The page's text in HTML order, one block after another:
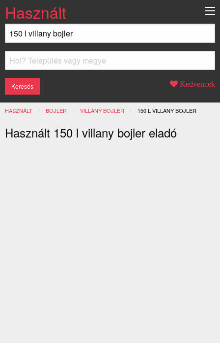
Használt
Kedvencek
HASZNÁLT BOJLER VILLANY BOJLER JELENLEGI:
150 L VILLANY BOJLER
Használt 150 l villany bojler eladó